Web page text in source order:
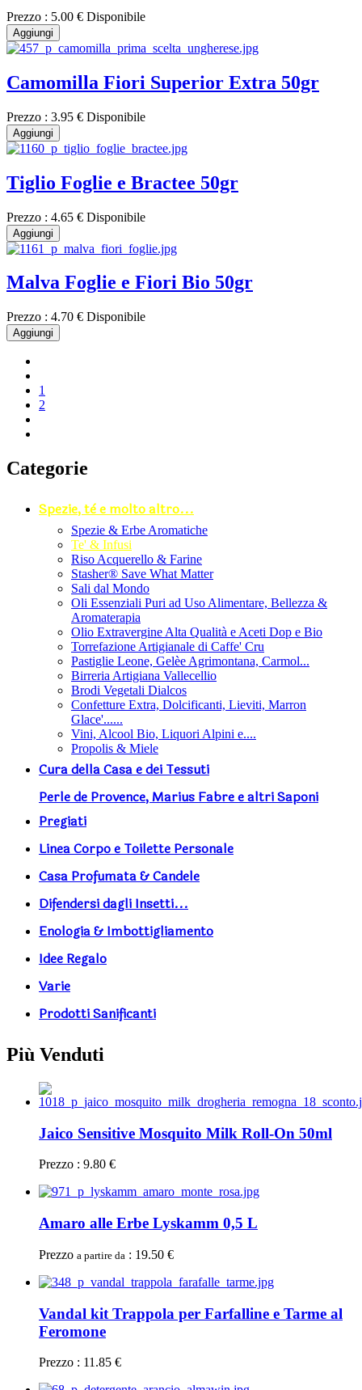
Prezzo : 5.00 € Disponibile
Aggiungi
Camomilla Fiori Superior Extra 50gr
Prezzo : 3.95 € Disponibile
Aggiungi
Tiglio Foglie e Bractee 50gr
Prezzo : 4.65 € Disponibile
Aggiungi
Malva Foglie e Fiori Bio 50gr
Prezzo : 4.70 € Disponibile
Aggiungi
1
2
Categorie
Spezie, tè e molto altro...
Spezie & Erbe Aromatiche
Te' & Infusi
Riso Acquerello & Farine
Stasher®️ Save What Matter
Sali dal Mondo
Oli Essenziali Puri ad Uso Alimentare, Bellezza &
Aromaterapia
Olio Extravergine Alta Qualità e Aceti Dop e Bio
Torrefazione Artigianale di Caffe' Cru
Pastiglie Leone, Gelèe Agrimontana, Carmol...
Birreria Artigiana Vallecellio
Brodi Vegetali Dialcos
Confetture Extra, Dolcificanti, Lieviti, Marron
Glace'......
Vini, Alcool Bio, Liquori Alpini e....
Propolis & Miele
Cura della Casa e dei Tessuti
Perle de Provence, Marius Fabre e altri Saponi
Pregiati
Linea Corpo e Toilette Personale
Casa Profumata & Candele
Difendersi dagli Insetti...
Enologia & Imbottigliamento
Idee Regalo
Varie
Prodotti Sanificanti
Più Venduti
Jaico Sensitive Mosquito Milk Roll-On 50ml
Prezzo : 9.80 €
Amaro alle Erbe Lyskamm 0,5 L
Prezzo a partire da : 19.50 €
Vandal kit Trappola per Farfalline e Tarme al
Feromone
Prezzo : 11.85 €